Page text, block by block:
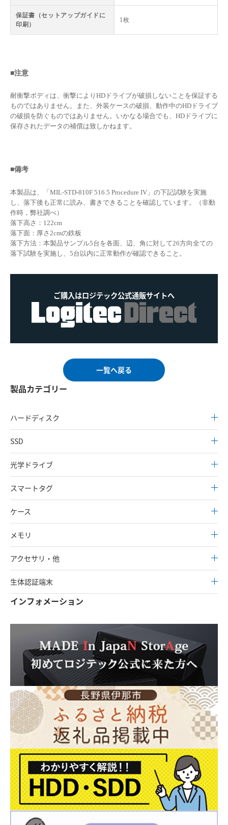
保証書（セットアップガイドに
印刷）
1枚
■注意
耐衝撃ボディは、衝撃によりHDドライブが破損しないことを保証する
ものではありません。また、外装ケースの破損、動作中のHDドライブ
の破損を防ぐものではありません。いかなる場合でも、HDドライブに
保存されたデータの補償は致しかねます。
■備考
本製品は、「MIL-STD-810F 516.5 Procedure IV」の下記試験を実施
し、落下後も正常に読み、書きできることを確認しています。（非動
作時，弊社調べ）
落下高さ：122cm
落下面：厚さ2cmの鉄板
落下方法：本製品サンプル5台を各面、辺、角に対して26方向全ての
落下試験を実施し、5台以内に正常動作が確認できること。
ご購入はロジテック公式通販サイトへ
一覧へ戻る
製品カテゴリー
ハードディスク
SSD
光学ドライブ
スマートタグ
ケース
メモリ
アクセサリ・他
生体認証端末
インフォメーション